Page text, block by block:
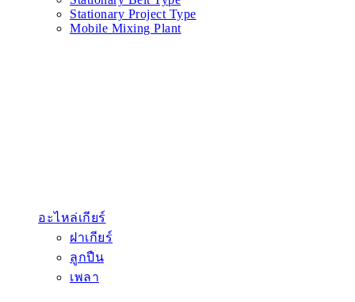
Stationary Project Type
Mobile Mixing Plant
อะไหล่เกียร์
ฝาเกียร์
ลูกปืน
เพลา